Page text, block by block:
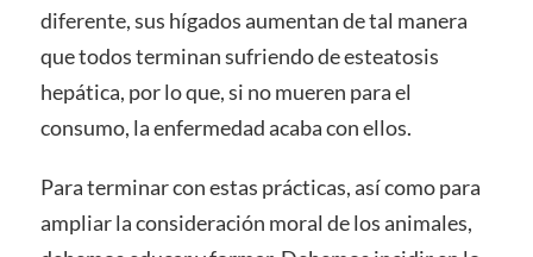
diferente, sus hígados aumentan de tal manera
que todos terminan sufriendo de esteatosis
hepática, por lo que, si no mueren para el
consumo, la enfermedad acaba con ellos.
Para terminar con estas prácticas, así como para
ampliar la consideración moral de los animales,